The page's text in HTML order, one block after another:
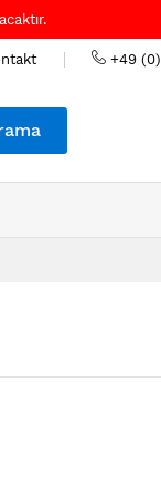
+49